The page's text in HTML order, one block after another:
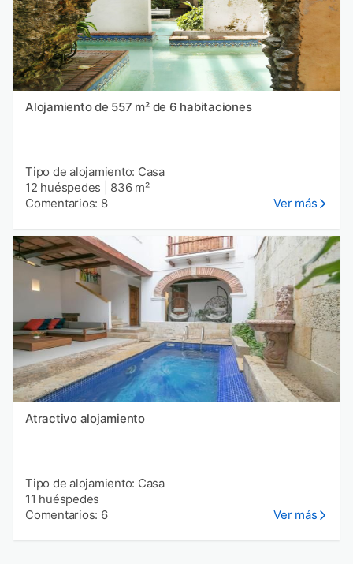
Alojamiento de 557 m² de 6 habitaciones
Tipo de alojamiento: Casa
12 huéspedes
836 m²
Comentarios: 8
Ver más
Atractivo alojamiento
Tipo de alojamiento: Casa
11 huéspedes
Comentarios: 6
Ver más